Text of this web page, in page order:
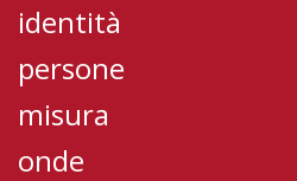
identità
persone
misura
onde